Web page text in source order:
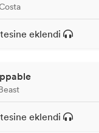
eklendi
eklendi